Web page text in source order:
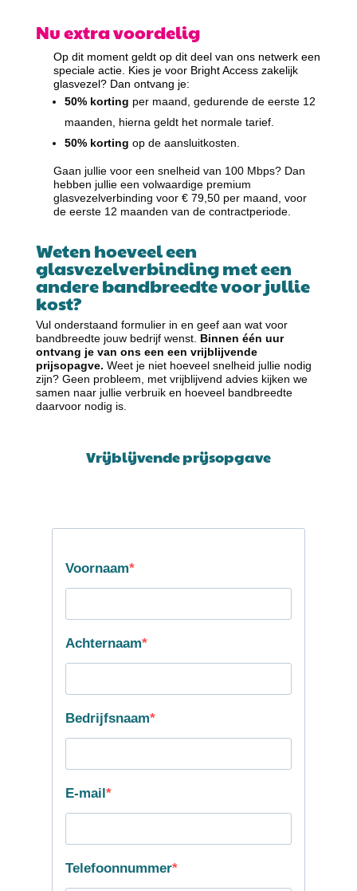
Nu extra voordelig
Op dit moment geldt op dit deel van ons netwerk een
speciale actie. Kies je voor Bright Access zakelijk
glasvezel? Dan ontvang je:
50% korting per maand, gedurende de eerste 12
maanden, hierna geldt het normale tarief.
50% korting op de aansluitkosten.
Gaan jullie voor een snelheid van 100 Mbps? Dan
hebben jullie een volwaardige premium
glasvezelverbinding voor € 79,50 per maand, voor
de eerste 12 maanden van de contractperiode.
Weten hoeveel een
glasvezelverbinding met een
andere bandbreedte voor jullie
kost?
Vul onderstaand formulier in en geef aan wat voor
bandbreedte jouw bedrijf wenst. Binnen één uur
ontvang je van ons een een vrijblijvende
prijsopagve. Weet je niet hoeveel snelheid jullie nodig
zijn? Geen probleem, met vrijblijvend advies kijken we
samen naar jullie verbruik en hoeveel bandbreedte
daarvoor nodig is.
Vrijblijvende prijsopgave